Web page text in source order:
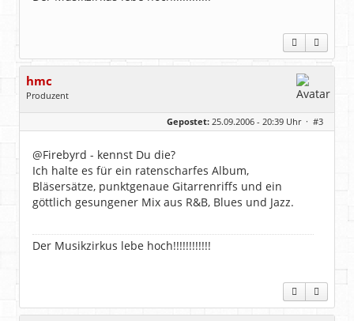
hmc
Produzent
Geschlecht:
Alter:
69
Beiträge:
17571
Dabei seit:
04 / 2006
Gepostet: 25.09.2006 - 20:39 Uhr · #3
@Firebyrd - kennst Du die?
Ich halte es für ein ratenscharfes Album,
Bläsersätze, punktgenaue Gitarrenriffs und ein
göttlich gesungener Mix aus R&B, Blues und Jazz.
Der Musikzirkus lebe hoch!!!!!!!!!!!!